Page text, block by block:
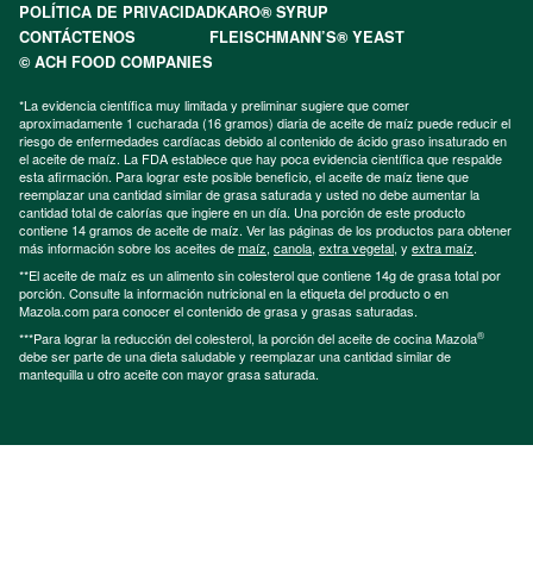
POLÍTICA DE PRIVACIDADKARO® SYRUP
CONTÁCTENOS
FLEISCHMANN’S® YEAST
© ACH FOOD COMPANIES
*La evidencia científica muy limitada y preliminar sugiere que comer
aproximadamente 1 cucharada (16 gramos) diaria de aceite de maíz puede reducir el
riesgo de enfermedades cardíacas debido al contenido de ácido graso insaturado en
el aceite de maíz. La FDA establece que hay poca evidencia científica que respalde
esta afirmación. Para lograr este posible beneficio, el aceite de maíz tiene que
reemplazar una cantidad similar de grasa saturada y usted no debe aumentar la
cantidad total de calorías que ingiere en un día. Una porción de este producto
contiene 14 gramos de aceite de maíz. Ver las páginas de los productos para obtener
más información sobre los aceites demaíz, canola, extra vegetal, y extra maíz.
**El aceite de maíz es un alimento sin colesterol que contiene 14g de grasa total por
porción. Consulte la información nutricional en la etiqueta del producto o en
Mazola.com para conocer el contenido de grasa y grasas saturadas.
***Para lograr la reducción del colesterol, la porción del aceite de cocina Mazola®
debe ser parte de una dieta saludable y reemplazar una cantidad similar de
mantequilla u otro aceite con mayor grasa saturada.